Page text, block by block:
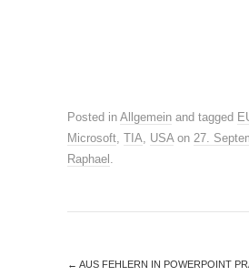
Posted in Allgemein and tagged
Microsoft, TIA, USAon 27.
Raphael .
← AUS FEHLERN IN POWERPOINT